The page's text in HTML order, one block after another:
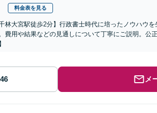
料金表を見る
林大宮駅徒歩2分】行政書士時代に培ったノウハウ
費用や結果などの見通しについて丁寧にご説明。公
メ